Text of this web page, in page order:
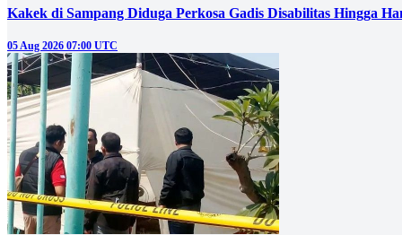
Kakek di Sampang Diduga Perkosa Gadis Disabilitas Hingga
05 Aug 2026 07:00 UTC